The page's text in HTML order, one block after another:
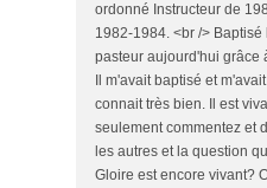
ordonné Instructeur de
1982-1984. <br />
pasteur aujourd'hui grâce
Il m'avait baptisé et
connait très bien. Il est
seulement commentez et
les autres et la question
Gloire est encore vivant?